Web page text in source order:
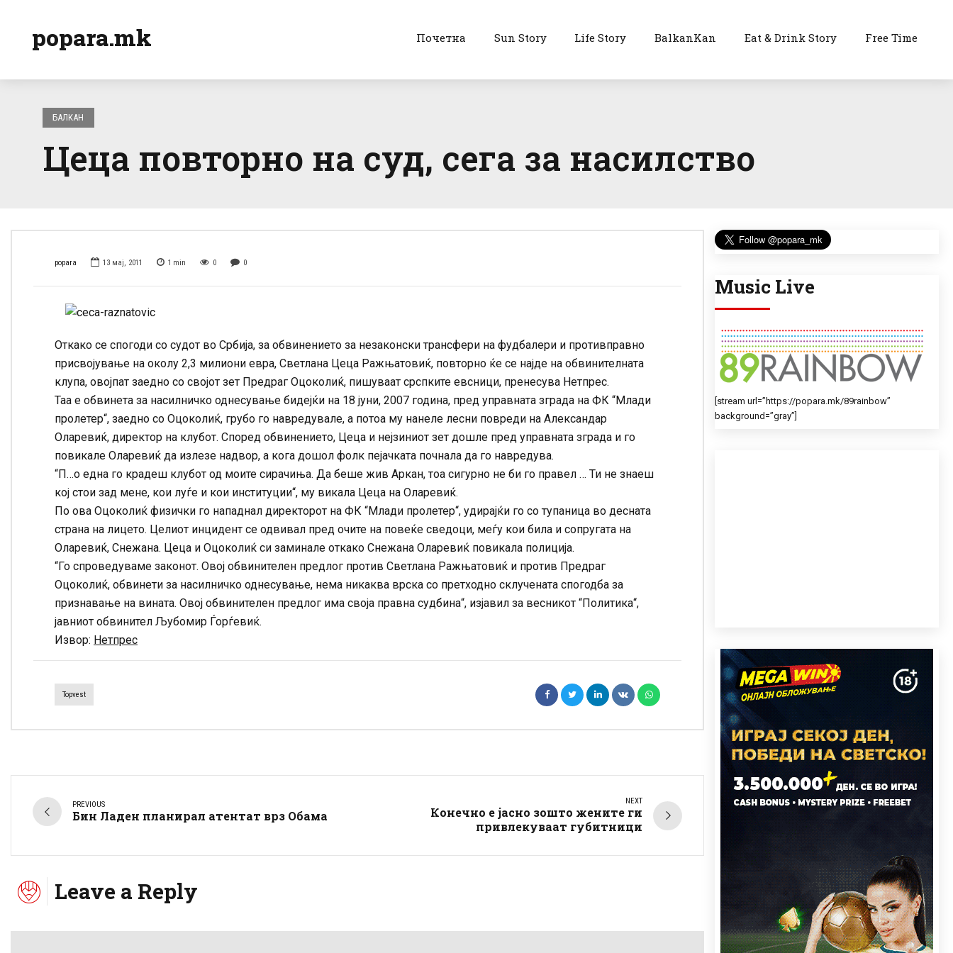
popara.mk Почетна Sun Story Life Story BalkanKan Eat & Drink Story Free Time
БАЛКАН
Цеца повторно на суд, сега за насилство
popara 13 мај, 2011 1 min 0 0
Откако се спогоди со судот во Србија, за обвинението за незаконски трансфери на фудбалери и противправно
присвојување на околу 2,3 милиони евра, Светлана Цеца Ражњaтовиќ, повторно ќе се најде на обвинителната
клупа, овојпат заедно со својот зет Предраг Оцоколиќ, пишуваат срспките евсници, пренесува Нетпрес.
Таа е обвинета за насилничко однесување бидејќи на 18 јуни, 2007 година, пред управната зграда на ФК “Млади
пролетер“, заедно со Оцоколиќ, грубо го навредувале, а потоа му нанеле лесни повреди на Александар
Оларевиќ, директор на клубот. Според обвинението, Цеца и нејзиниот зет дошле пред управната зграда и го
повикале Оларевиќ да излезе надвор, а кога дошол фолк пејачката почнала да го навредува.
“П…о една го крадеш клубот од моите сирачиња. Да беше жив Аркан, тоа сигурно не би го правел … Ти не знаеш
кој стои зад мене, кои луѓе и кои институции“, му викала Цеца на Оларевиќ.
По ова Оцоколиќ физички го нападнал директорот на ФК “Млади пролетер“, удирајќи го со тупаница во десната
страна на лицето. Целиот инцидент се одвивал пред очите на повеќе сведоци, меѓу кои била и сопругата на
Оларевиќ, Снежана. Цеца и Оцоколиќ си заминале откако Снежана Оларевиќ повикала полиција.
“Го спроведуваме законот. Овој обвинителен предлог против Светлана Ражњатовиќ и против Предраг
Оцоколиќ, обвинети за насилничко однесување, нема никаква врска со претходно склучената спогодба за
признавање на вината. Овој обвинителен предлог има своја правна судбина“, изјавил за весникот “Политика“,
јавниот обвинител Љубомир Ѓорѓевиќ.
Извор: Нетпрес
Topvest
PREVIOUS
Бин Ладен планирал атентат врз Обама
NEXT
Конечно е јасно зошто жените ги
привлекуваат губитници
Leave a Reply
Music Live
[stream url=”https://popara.mk/89rainbow”
background=”gray”]